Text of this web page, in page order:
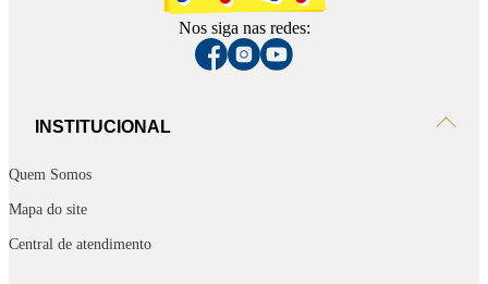
Nos siga nas redes:
INSTITUCIONAL
Quem Somos
Mapa do site
Central de atendimento